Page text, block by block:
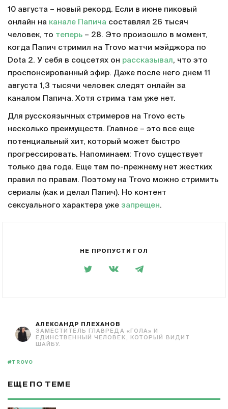
10 августа – новый рекорд. Если в июне пиковый
онлайн на канале Папича составлял 26 тысяч
человек, то теперь – 28. Это произошло в момент,
когда Папич стримил на Trovo матчи мэйджора по
Dota 2. У себя в соцсетях он рассказывал, что это
проспонсированный эфир. Даже после него днем 11
августа 1,3 тысячи человек следят онлайн за
каналом Папича. Хотя стрима там уже нет.
Для русскоязычных стримеров на Trovo есть
несколько преимуществ. Главное – это все еще
потенциальный хит, который может быстро
прогрессировать. Напоминаем: Trovo существует
только два года. Еще там по-прежнему нет жестких
правил по правам. Поэтому на Trovo можно стримить
сериалы (как и делал Папич). Но контент
сексуального характера уже запрещен.
НЕ ПРОПУСТИ ГОЛ
АЛЕКСАНДР ПЛЕХАНОВ
ЗАМЕСТИТЕЛЬ ГЛАВРЕДА «ГОЛА» И
ЕДИНСТВЕННЫЙ ЧЕЛОВЕК, КОТОРЫЙ ВИДИТ
ШАЙБУ.
#TROVO
ЕЩЕ ПО ТЕМЕ